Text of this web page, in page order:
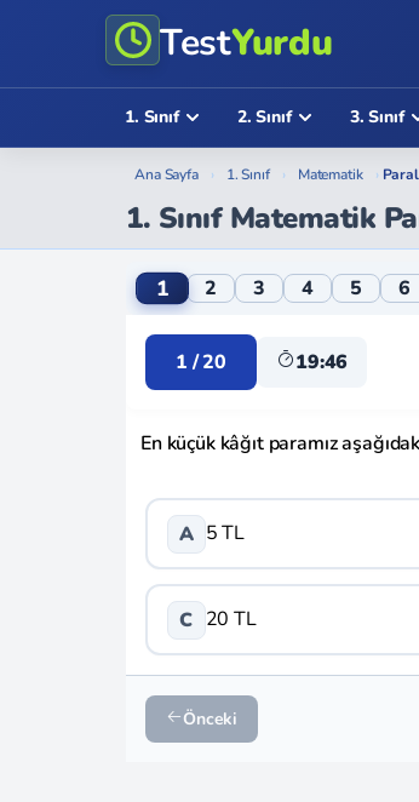
TestYurdu
1. Sınıf 2. Sınıf 3. Sınıf
Ana Sayfa › 1. Sınıf › Matematik ›
1. Sınıf Matematik
1. Sınıf Matematik
1 2 3 4 5 6
1 / 20 19:45
En küçük kâğıt paramız
A 5 TL
C 20 TL
Önceki